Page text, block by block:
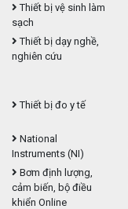
Thiết bị vệ sinh làm
sạch
Thiết bị dạy nghề,
nghiên cứu
Thiết bị đo y tế
National
Instruments (NI)
Bơm định lượng,
cảm biến, bộ điều
khiển Online